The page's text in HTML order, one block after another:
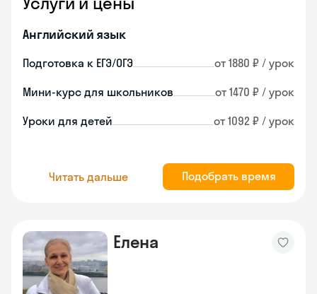
Английский язык
Подготовка к ЕГЭ/ОГЭ от 1880 ₽ / урок
Мини-курс для школьников от 1470 ₽ / урок
Уроки для детей от 1092 ₽ / урок
Читать дальше Подобрать время
Елена